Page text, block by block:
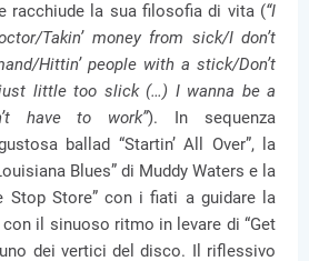
racchiude la sua filosofia di vita (“I
Takin’ money from sick/I don’t
Hittin’ people with a stick/Don’t
little too slick (…) I wanna be a
have to work”). In sequenza
ballad “Startin’ All Over”, la
Blues” di Muddy Waters e la
Stop Store” con i fiati a guidare la
con il sinuoso ritmo in levare di “Get
dei vertici del disco. Il riflessivo